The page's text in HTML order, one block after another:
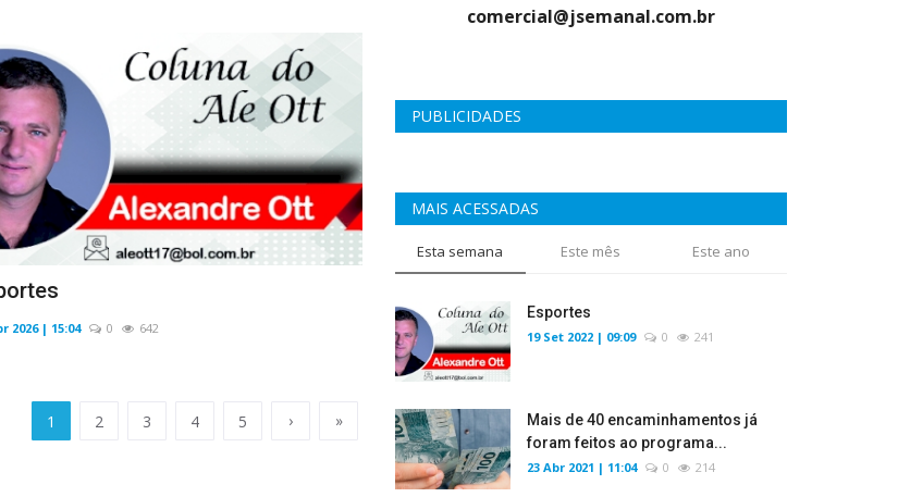
2026 | 15:04 0 642
1 2 3 4 5 › »
comercial@jsemanal.com.br
PUBLICIDADES
MAIS ACESSADAS
Esta semana Este mês Este ano
Esportes
19 Set 2022 | 09:09 0 241
Mais de 40 encaminhamentos já
foram feitos ao programa...
23 Abr 2021 | 11:04 0 214